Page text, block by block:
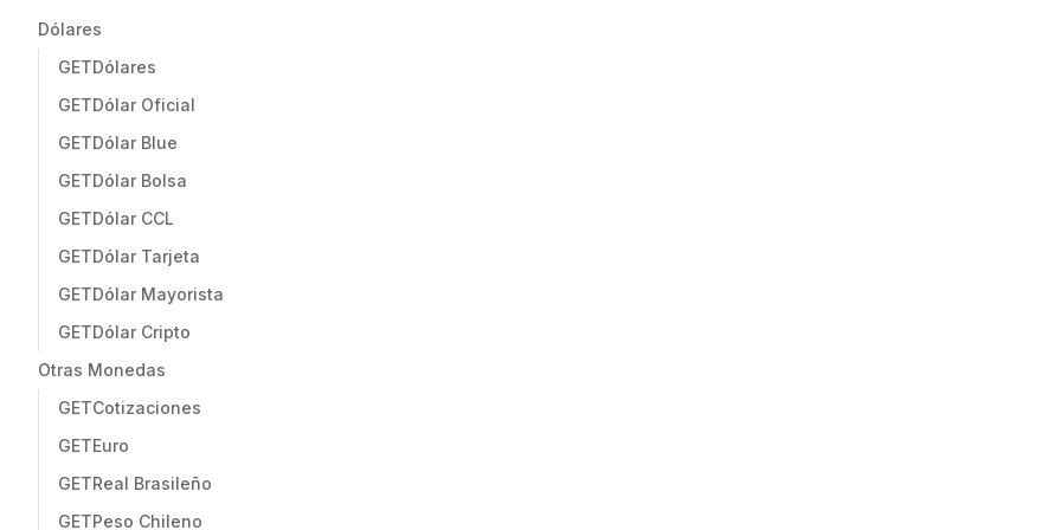
Dólares
GETDólares
GETDólar Oficial
GETDólar Blue
GETDólar Bolsa
GETDólar CCL
GETDólar Tarjeta
GETDólar Mayorista
GETDólar Cripto
Otras Monedas
GETCotizaciones
GETEuro
GETReal Brasileño
GETPeso Chileno